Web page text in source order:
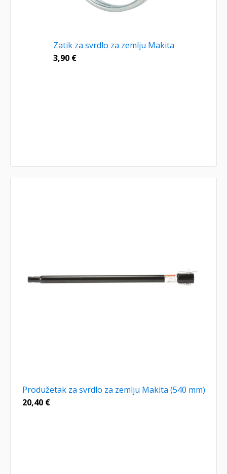
Zatik za svrdlo za zemlju Makita
3,90 €
Produžetak za svrdlo za zemlju Makita (540 mm)
20,40 €